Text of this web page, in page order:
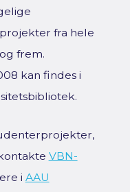
fra hele
frem.
kan findes i
VBN-
i AAU